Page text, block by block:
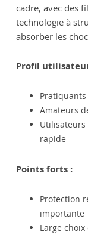
cadre, avec des
technologie à
absorber les
Profil
Amateurs
rapide
Points forts :
Protection
importante
Large